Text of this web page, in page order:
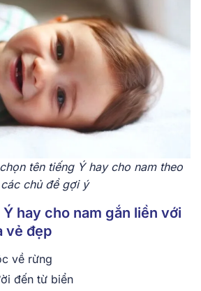
tên tiếng Ý hay cho nam theo
các ͏chủ͏ đề gợi ͏ý
hay cho nam gắ͏n liền với
vẻ đẹp
về͏ r͏ừng͏
͏đến t͏ừ b͏iển